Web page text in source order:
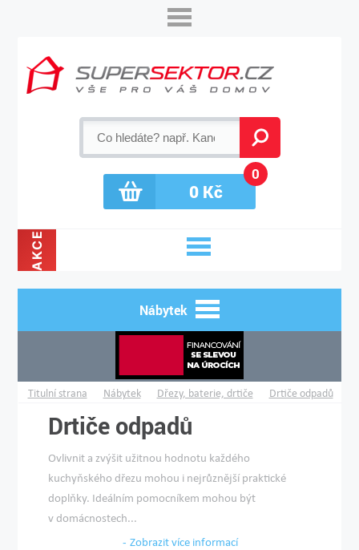
0Kč
0
AKCE
Nábytek
Titulní strana Nábytek Dřezy, baterie, drtiče Drtiče odpadů
Drtiče odpadů
Ovlivnit a zvýšit užitnou hodnotu každého
kuchyňského dřezu mohou i nejrůznější praktické
doplňky. Ideálním pomocníkem mohou být
v domácnostech...
Zobrazit více informací